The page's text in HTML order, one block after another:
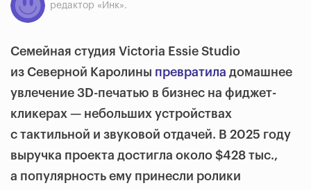
редактор «Инк».
Семейная студия Victoria Essie Studio
из Северной Каролины превратила домашнее
увлечение 3D-печатью в бизнес на фиджет-
кликерах — небольших устройствах
с тактильной и звуковой отдачей. В 2025 году
выручка проекта достигла около $428 тыс.,
а популярность ему принесли ролики